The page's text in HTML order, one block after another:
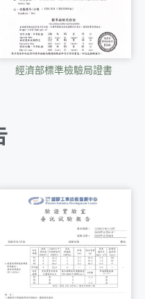
經濟部標準檢驗局證書